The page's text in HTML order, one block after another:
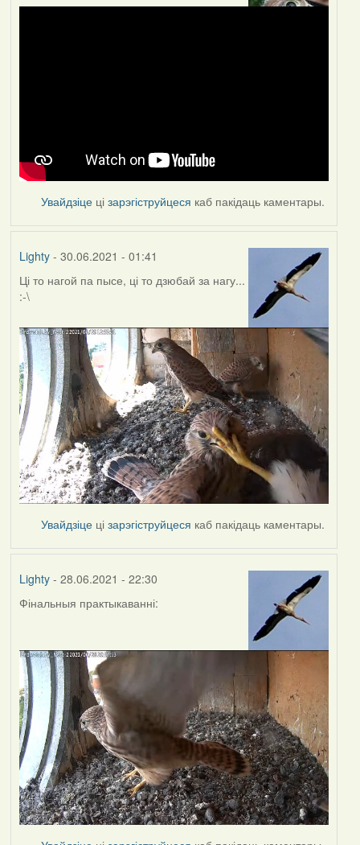
Увайдзіце цізарэгіструйцеся каб пакідаць каментары.
Lighty- 30.06.2021 - 01:41
Ці то нагой па пысе, ці то дзюбай за нагу...
:-\
Увайдзіце цізарэгіструйцеся каб пакідаць каментары.
Lighty- 28.06.2021 - 22:30
Фінальныя практыкаванні: